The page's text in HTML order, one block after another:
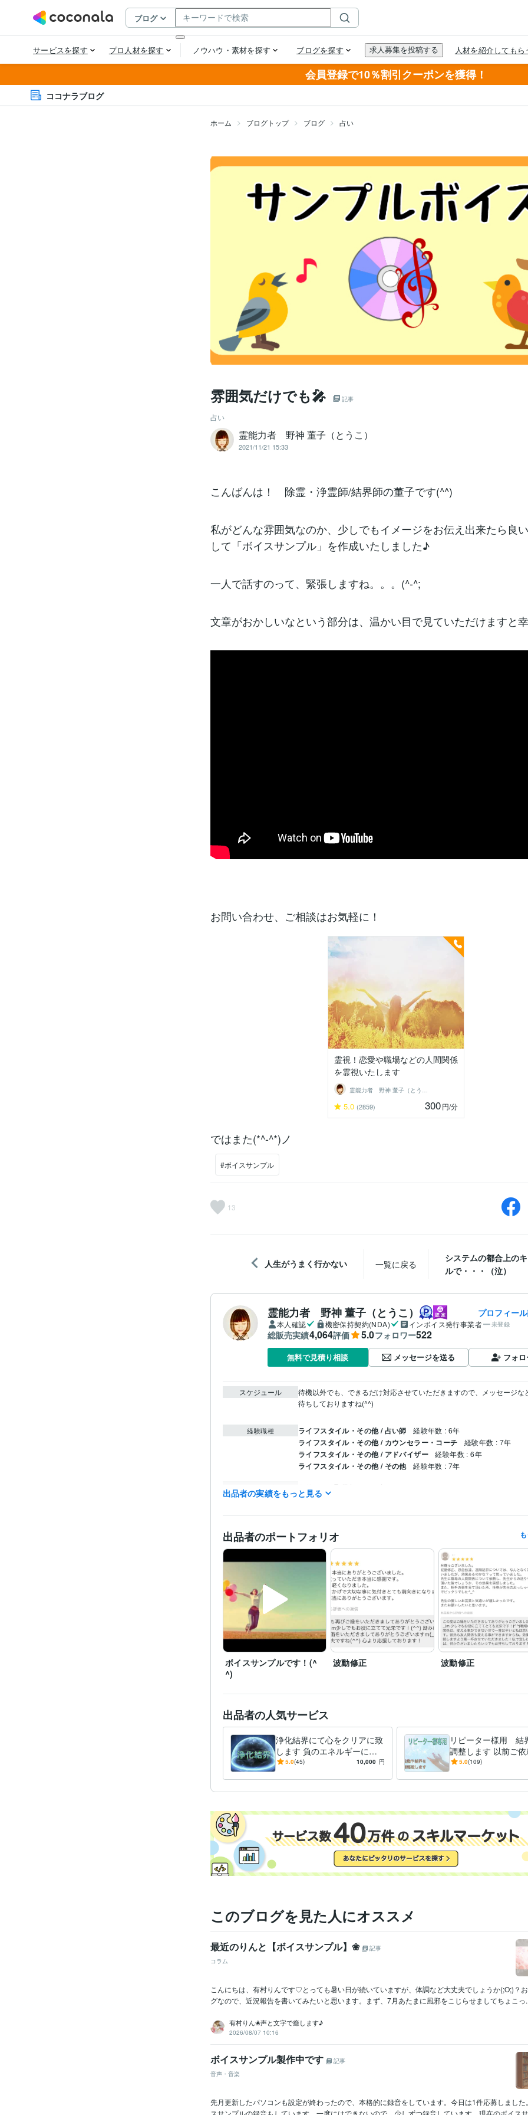
会員登録で10％割引クーポンを獲得！
ココナラブログ
ホーム ブログトップ ブログ 占い
雰囲気だけでも🎤 記事
占い
霊能力者 野神 董子（とうこ）
2021/11/21 15:33
こんばんは！ 除霊・浄霊師/結界師の董子です(^^)
私がどんな雰囲気なのか、少しでもイメージをお伝え出来たら良
して「ボイスサンプル」を作成いたしました♪
一人で話すのって、緊張しますね。。。(^-^;
文章がおかしいなという部分は、温かい目で見ていただけますと幸
お問い合わせ、ご相談はお気軽に！
霊視！恋愛や職場などの人間関係
を霊視いたします
5.0 (2859) 300円/分
ではまた(*^-^*)ノ
#ボイスサンプル
13
人生がうまく行かない 一覧に戻る
システムの都合上の
ルで・・・（泣）
霊能力者 野神 董子（とうこ） プロフィー
本人確認 機密保持契約(NDA) インボイス発行事業者 未登録
総販売実績4,064評価 5.0フォロワー522
無料で見積り相談 メッセージを送る フォ
スケジュール
待機以外でも、できるだけ対応させていただきますので、メッセージな
待ちしておりますね(^^)
経験職種 ライフスタイル・その他 / 占い師 経験年数 : 6年
ライフスタイル・その他 / カウンセラー・コーチ 経験年数 : 7年
ライフスタイル・その他 / アドバイザー 経験年数 : 6年
ライフスタイル・その他 / その他 経験年数 : 7年
資格・検定 トリマー
ティブツール
得意分野 占い 霊視 守護霊対話　霊的心理カウンセリング
霊能力者 守護霊対話 故人対話 霊視 未来視 神対話 ペット対話
空間浄化　波動修正 守護霊対話 ペット対話
エネルギーヒーリング 思念伝達 浄化 守護霊対話
神対話
ペット対話
故人対話
出品者の実績をもっと見る
出品者のポートフォリオ
ボイスサンプルです！(^
^)
波動修正 波動修正
出品者の人気サービス
浄化結界にて心をクリアに致
します 負のエネルギーによ
って澱みを無くし心を癒しま
5.0(45) 10,000 円
リピーター様用 結
調整します 以前ご
だいた方の波動や浄
5.0(109)
このブログを見た人にオススメ
最近のりんと【ボイスサンプル】❀
記事
コラム
こんにちは、有村りんです♡とっても暑い日が続いていますが、体調など大丈夫でしょうか(;O;)？
グなので、近況報告を書いてみたいと思います。まず、7月あたまに風邪をこじらせましてちょこっ
有村りん❀声と文字で癒します♪
2026/08/07 10:16
ボイスサンプル製作中です
記事
音声・音楽
先月更新したパソコンも設定が終わったので、本格的に録音をしています。今日は1件応募しました
スサンプルの録音もしています。一度にはできないので、少しずつ録音しています。現在のボイスサ